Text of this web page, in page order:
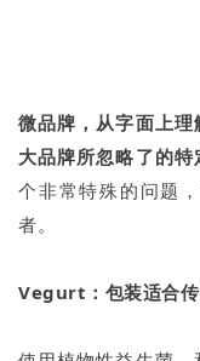
微品牌，从字面上
大品牌所忽略了的特
个非常特殊的问题
者。
Vegurt：包装适合